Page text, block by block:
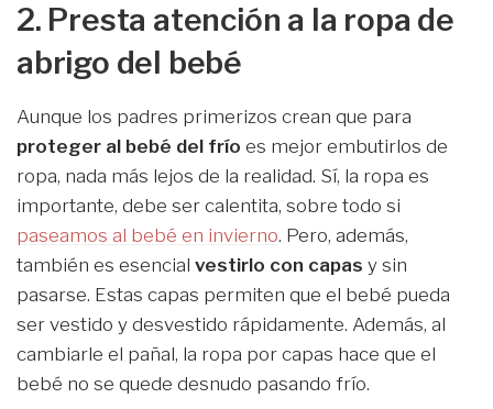
2. Presta atención a la ropa de
abrigo del bebé
Aunque los padres primerizos crean que para
proteger al bebé del frío es mejor embutirlos de
ropa, nada más lejos de la realidad. Sí, la ropa es
importante, debe ser calentita, sobre todo si
paseamos al bebé en invierno. Pero, además,
también es esencial vestirlo con capas y sin
pasarse. Estas capas permiten que el bebé pueda
ser vestido y desvestido rápidamente. Además, al
cambiarle el pañal, la ropa por capas hace que el
bebé no se quede desnudo pasando frío.